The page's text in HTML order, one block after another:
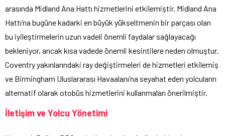
arasında Midland Ana Hattı hizmetlerini etkilemiştir. Midland Ana
Hattı’na bugüne kadarki en büyük yükseltmenin bir parçası olan
bu iyileştirmelerin uzun vadeli önemli faydalar sağlayacağı
bekleniyor, ancak kısa vadede önemli kesintilere neden olmuştur.
Coventry yakınlarındaki ray değiştirmeleri de hizmetleri etkilemiş
ve Birmingham Uluslararası Havaalanı’na seyahat eden yolcuların
alternatif olarak otobüs hizmetlerini kullanmaları önerilmiştir.
İletişim ve Yolcu Yönetimi